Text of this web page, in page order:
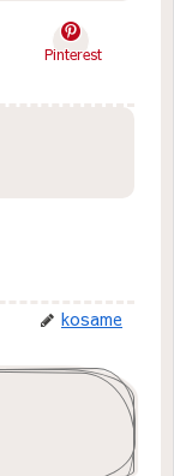
Pinterest
kosame